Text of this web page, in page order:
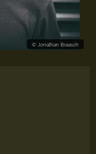
© Jonathan Braasch